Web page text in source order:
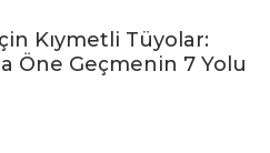
Kıymetli Tüyolar:
Öne Geçmenin 7 Yolu